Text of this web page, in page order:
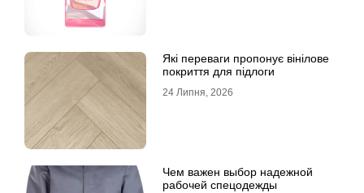
Які переваги пропонує вінілове
покриття для підлоги
24 Липня, 2026
Чем важен выбор надежной
рабочей спецодежды